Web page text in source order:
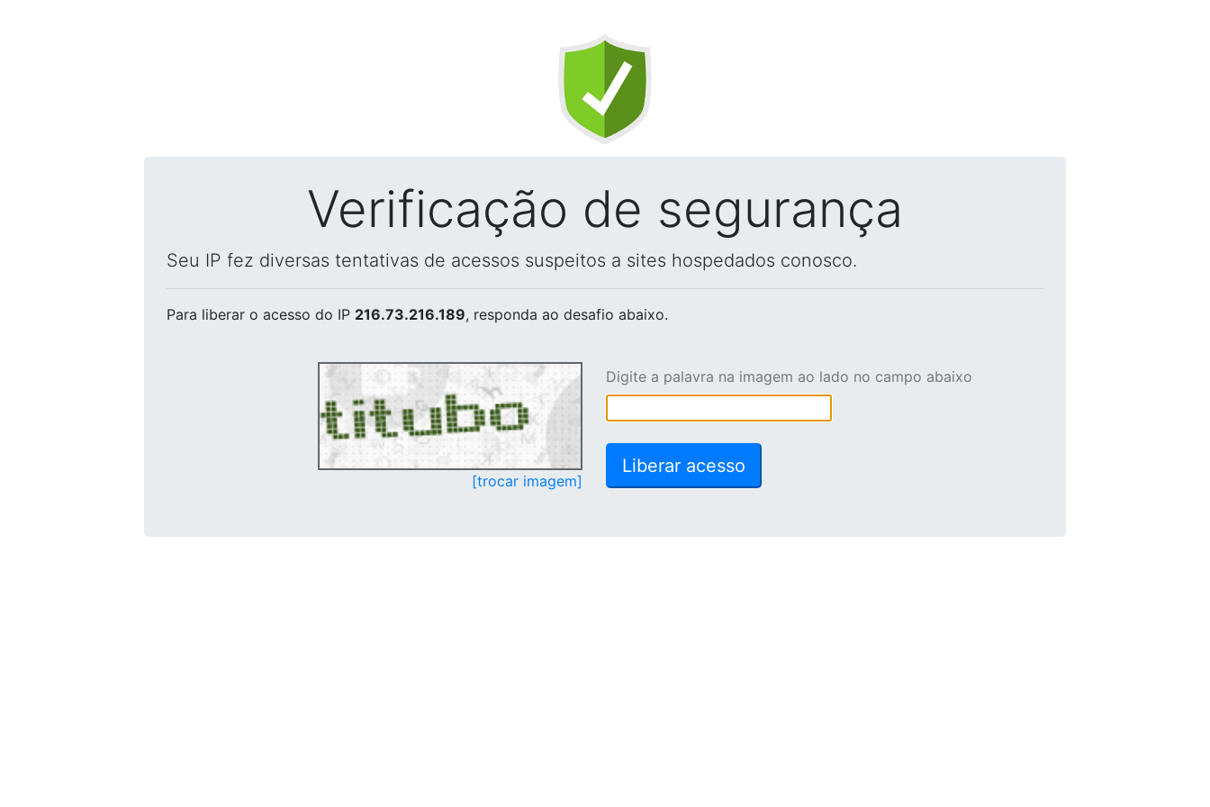
Verificação de segurança
Seu IP fez diversas tentativas de acessos suspeitos a sites hospedados conosco.
Para liberar o acesso do IP 216.73.216.189, responda ao desafio abaixo.
[trocar imagem]
Digite a palavra na imagem ao lado no campo abaixo